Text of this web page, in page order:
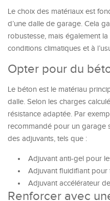
Le choix des matériaux est
d’une dalle de garage. Cela
robustesse, mais également
conditions climatiques et à
Opter pour du
Le béton est le matériau
dalle. Selon les charges
résistance adaptée. Par
recommandé pour un garage
des adjuvants, tels que :
Adjuvant anti-gel pour
Adjuvant fluidifiant
Adjuvant accélérateur
Renforcer avec